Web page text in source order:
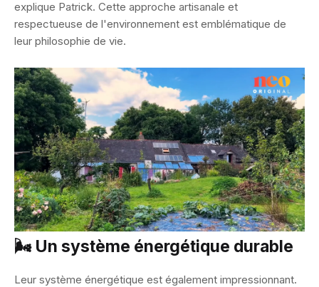
explique Patrick. Cette approche artisanale et
respectueuse de l'environnement est emblématique de
leur philosophie de vie.
🌬️ Un système énergétique durable
Leur système énergétique est également impressionnant.